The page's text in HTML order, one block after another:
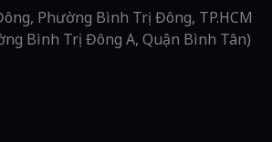
Phường Bình Trị Đông, TP.HCM
Bình Trị Đông A, Quận Bình Tân)